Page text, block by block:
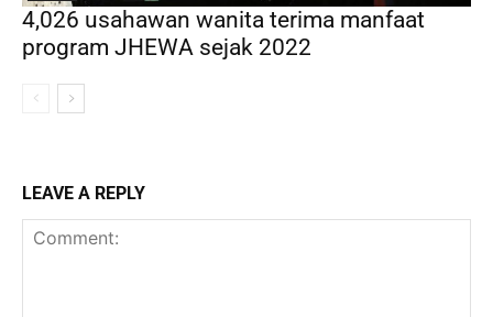
4,026 usahawan wanita terima manfaat
program JHEWA sejak 2022
LEAVE A REPLY